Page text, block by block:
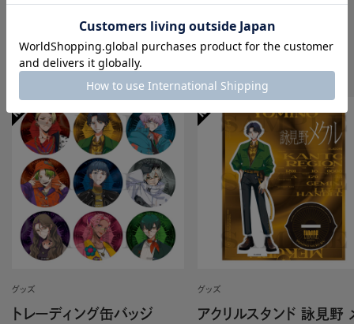
Recomend
グッズ
トレーディング缶バッジ
グッズ
アクリルスタンド 詠見野